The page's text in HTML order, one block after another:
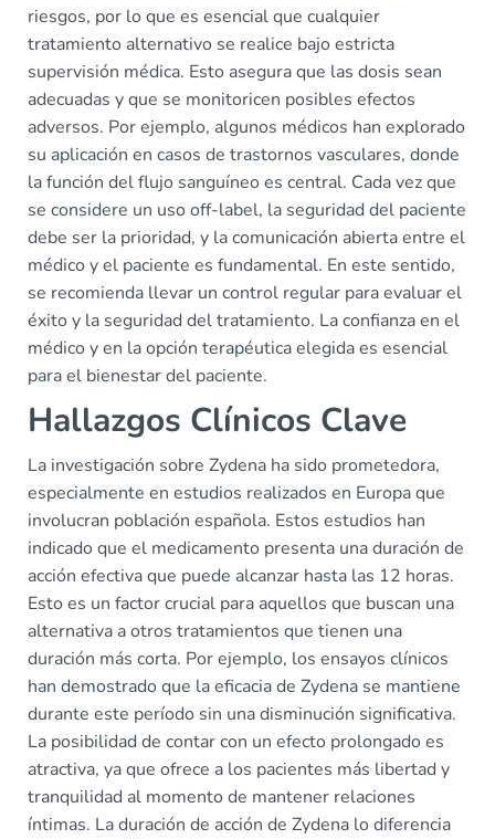
riesgos, por lo que es esencial que cualquier
tratamiento alternativo se realice bajo estricta
supervisión médica. Esto asegura que las dosis sean
adecuadas y que se monitoricen posibles efectos
adversos. Por ejemplo, algunos médicos han explorado
su aplicación en casos de trastornos vasculares, donde
la función del flujo sanguíneo es central. Cada vez que
se considere un uso off-label, la seguridad del paciente
debe ser la prioridad, y la comunicación abierta entre el
médico y el paciente es fundamental. En este sentido,
se recomienda llevar un control regular para evaluar el
éxito y la seguridad del tratamiento. La confianza en el
médico y en la opción terapéutica elegida es esencial
para el bienestar del paciente.
Hallazgos Clínicos Clave
La investigación sobre Zydena ha sido prometedora,
especialmente en estudios realizados en Europa que
involucran población española. Estos estudios han
indicado que el medicamento presenta una duración de
acción efectiva que puede alcanzar hasta las 12 horas.
Esto es un factor crucial para aquellos que buscan una
alternativa a otros tratamientos que tienen una
duración más corta. Por ejemplo, los ensayos clínicos
han demostrado que la eficacia de Zydena se mantiene
durante este período sin una disminución significativa.
La posibilidad de contar con un efecto prolongado es
atractiva, ya que ofrece a los pacientes más libertad y
tranquilidad al momento de mantener relaciones
íntimas. La duración de acción de Zydena lo diferencia